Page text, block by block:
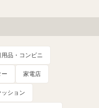
品・コンビニ
ー 家電店
ッション